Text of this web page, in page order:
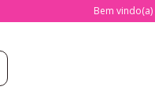
Bem